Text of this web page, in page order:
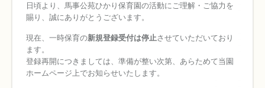
日頃より、馬事公苑ひかり保育園の活動にご理解・ご協力を
賜り、誠にありがとうございます。
現在、一時保育の新規登録受付は停止させていただいており
ます。
登録再開につきましては、準備が整い次第、あらためて当園
ホームページ上でお知らせいたします。